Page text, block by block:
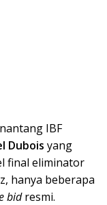
IBF
Dubois yang
final eliminator
hanya beberapa
bidresmi.